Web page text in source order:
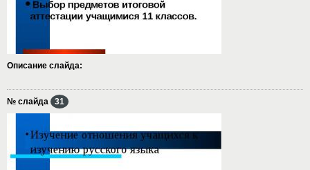
Описание слайда:
№ слайда 31